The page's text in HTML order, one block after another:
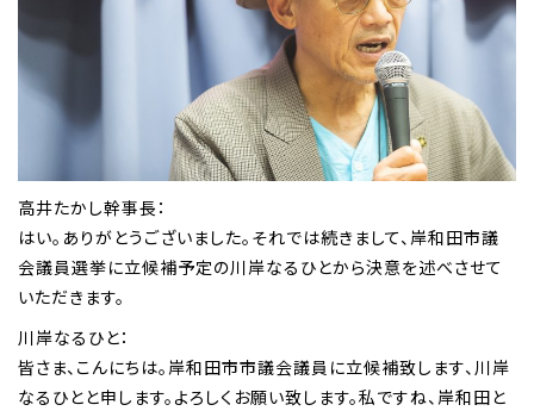
高井たかし幹事長：
はい。ありがとうございました。それでは続きまして、岸和田市議
会議員選挙に立候補予定の川岸なるひとから決意を述べさせて
いただきます。
川岸なるひと：
皆さま、こんにちは。岸和田市市議会議員に立候補致します、川岸
なるひとと申します。よろしくお願い致します。私ですね、岸和田と